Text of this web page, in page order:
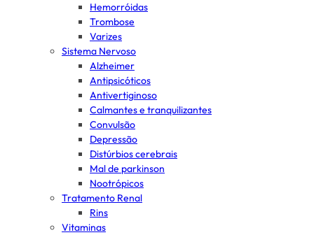
Hemorróidas
Trombose
Varizes
Sistema Nervoso
Alzheimer
Antipsicóticos
Antivertiginoso
Calmantes e tranquilizantes
Convulsão
Depressão
Distúrbios cerebrais
Mal de parkinson
Nootrópicos
Tratamento Renal
Rins
Vitaminas